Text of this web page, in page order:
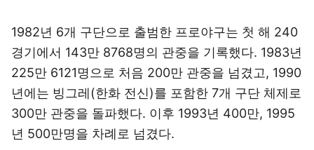
1982년 6개 구단으로 출범한 프로야구는 첫 해 240
경기에서 143만 8768명의 관중을 기록했다. 1983년
225만 6121명으로 처음 200만 관중을 넘겼고, 1990
년에는 빙그레(한화 전신)를 포함한 7개 구단 체제로
300만 관중을 돌파했다. 이후 1993년 400만, 1995
년 500만명을 차례로 넘겼다.